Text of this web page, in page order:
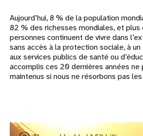
Aujourd’hui, 8 % de la population
82 % des richesses mondiales, et plus
personnes continuent de vivre dans
sans accès à la protection sociale, à
aux services publics de santé ou
accomplis ces 20 dernières années
maintenus si nous ne résorbons pas